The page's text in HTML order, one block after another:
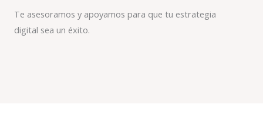
Te asesoramos y apoyamos para que tu estrategia
digital sea un éxito.